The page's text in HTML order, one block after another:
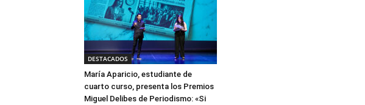
DESTACADOS
María Aparicio, estudiante de
cuarto curso, presenta los Premios
Miguel Delibes de Periodismo: «Si